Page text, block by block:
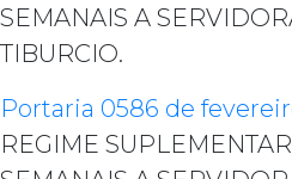
SEMANAIS A
TIBURCIO.
Portaria 0586 de
REGIME